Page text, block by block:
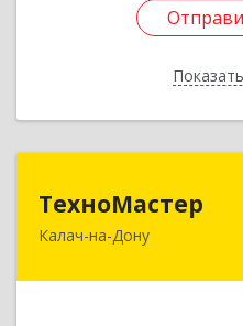
ТехноМастер
Калач-на-Дону
404503,